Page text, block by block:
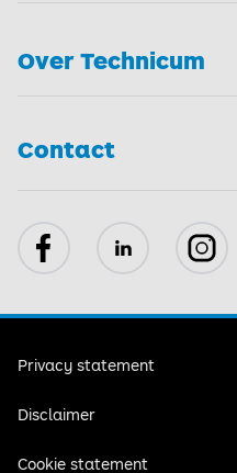
Over Technicum
Contact
FacebookLinkedIn
Privacy statement
Disclaimer
Cookie statement